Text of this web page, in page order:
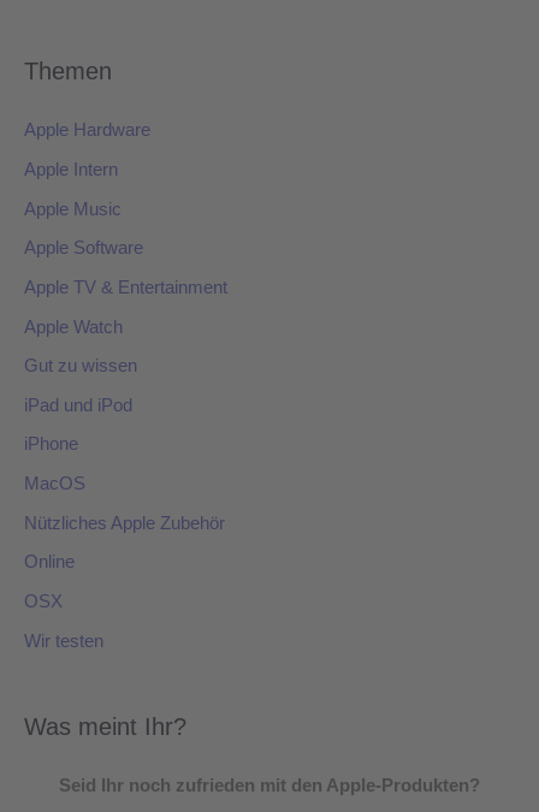
Themen
Apple Hardware
Apple Intern
Apple Music
Apple Software
Apple TV & Entertainment
Apple Watch
Gut zu wissen
iPad und iPod
iPhone
MacOS
Nützliches Apple Zubehör
Online
OSX
Wir testen
Was meint Ihr?
Seid Ihr noch zufrieden mit den Apple-Produkten?